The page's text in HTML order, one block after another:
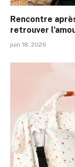
Rencontre
retrouver
juin 18, 2026